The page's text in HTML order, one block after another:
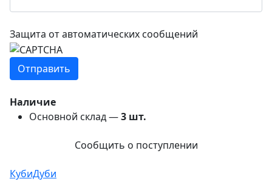
Защита от автоматических сообщений
Наличие
Основной склад —3 шт.
Сообщить о поступлении
КубиДуби